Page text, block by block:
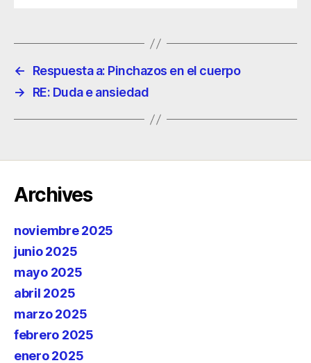
←
Respuesta a: Pinchazos en el cuerpo
→
RE: Duda e ansiedad
Archives
noviembre 2025
junio 2025
mayo 2025
abril 2025
marzo 2025
febrero 2025
enero 2025